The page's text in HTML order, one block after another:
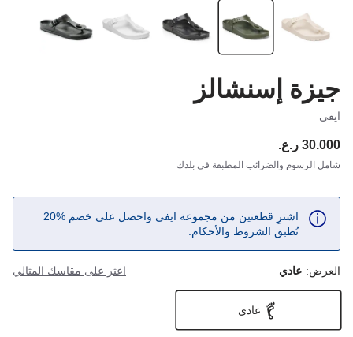
جيزة إسنشالز
ايفي
30.000 ر.ع.
شامل الرسوم والضرائب المطبقة في بلدك
اشترِ قطعتين من مجموعة ايفى واحصل على خصم %20
تُطبق الشروط والأحكام.
العرض: عادي اعثر على مقاسك المثالي
عادي